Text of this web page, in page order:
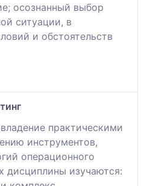
осознанный выбор
ситуации, в
и обстоятельств
практическими
инструментов,
операционного
дисциплины изучаются: